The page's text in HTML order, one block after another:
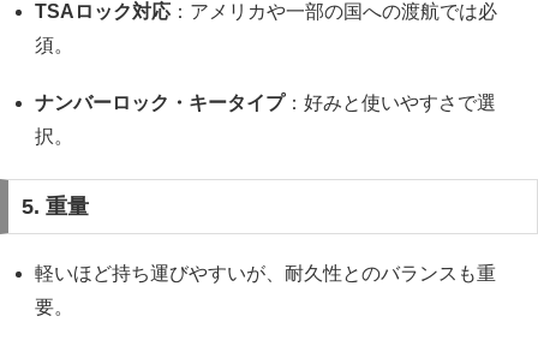
TSAロック対応 ：アメリカや一部の国への渡航では必
須。
ナンバーロック・キータイプ：好みと使いやすさで選
択。
5. 重量
軽いほど持ち運びやすいが、耐久性とのバランスも重
要。